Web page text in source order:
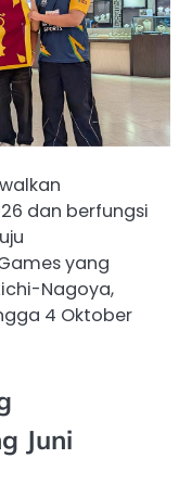
dan berfungsi
yang
Nagoya,
4 Oktober
Juni